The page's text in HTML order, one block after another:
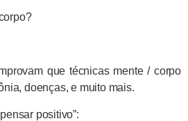
que técnicas mente / corpo
doenças, e muito mais.
positivo”: